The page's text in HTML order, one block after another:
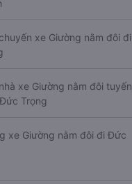
xe Giường nằm đôi đi
xe Giường nằm đôi tuyến
Trọng
xe Giường nằm đôi đi Đức